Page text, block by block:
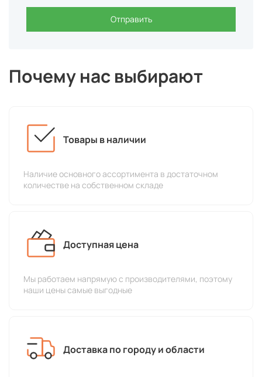
Отправить
Почему нас выбирают
Товары в наличии
Наличие основного ассортимента в достаточном
количестве на собственном складе
Доступная цена
Мы работаем напрямую с производителями, поэтому
наши цены самые выгодные
Доставка по городу и области